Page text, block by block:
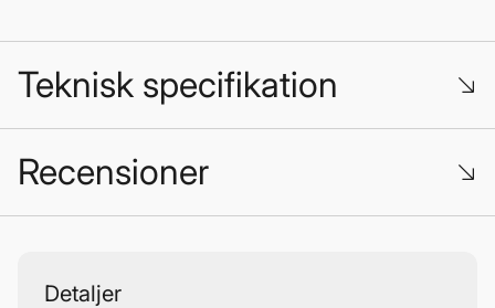
Teknisk specifikation
För val av rätt brytpinnar, se tabell.
Recensioner
Detaljer